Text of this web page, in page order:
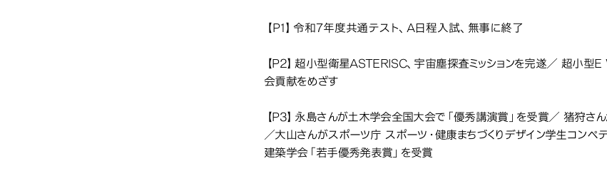
【P1】令和7年度共通テスト、A日程入試、無事に終了
【P2】超小型衛星ASTERISC、宇宙塵探査ミッションを完遂／ 超小型
会貢献をめざす
【P3】永島さんが土木学会全国大会で「優秀講演賞」を受賞／ 猪狩
／大山さんがスポーツ庁 スポーツ・健康まちづくりデザイン学生コンペ
建築学会「若手優秀発表賞」を受賞